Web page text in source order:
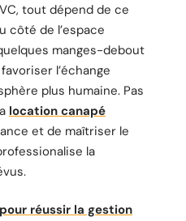
tout dépend de ce
côté de l’espace
manges-debout
l’échange
plus humaine. Pas
location canapé
et de maîtriser le
la
réussir la gestion